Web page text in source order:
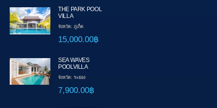
THE PARK POOL
VILLA
จังหวัด: ภูเก็ต
15,000.00฿
SEA WAVES
POOLVILLA
จังหวัด: ระยอง
7,900.00฿